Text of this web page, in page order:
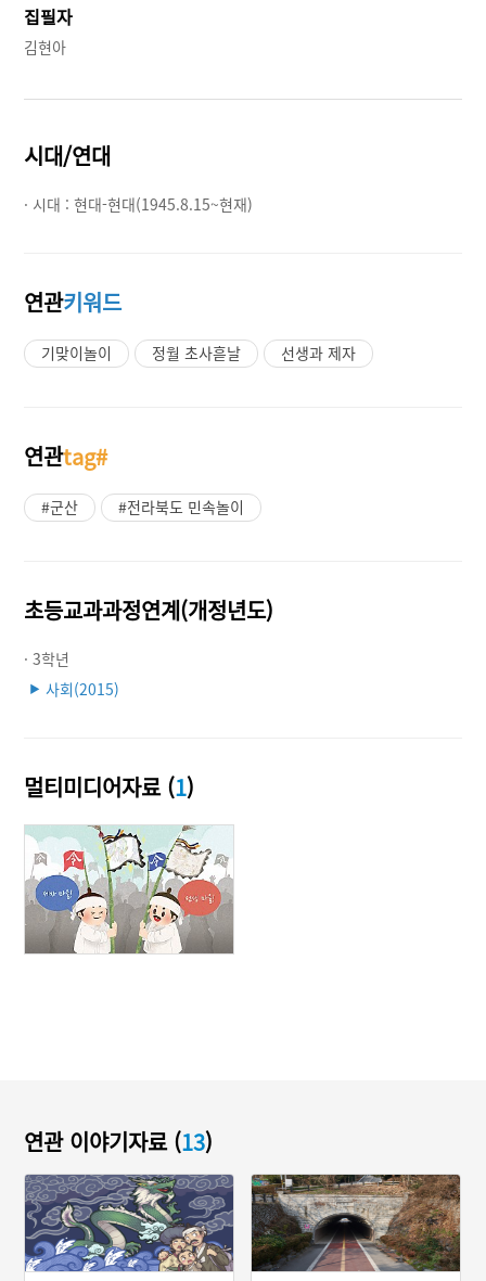
집필자
김현아
시대/연대
· 시대 :현대-현대(1945.8.15~현재)
연관키워드
기맞이놀이 정월 초사흗날 선생과 제자
연관tag#
#군산 #전라북도 민속놀이
초등교과과정연계(개정년도)
· 3학년
▶ 사회(2015)
멀티미디어자료 (1)
연관 이야기자료 (13)